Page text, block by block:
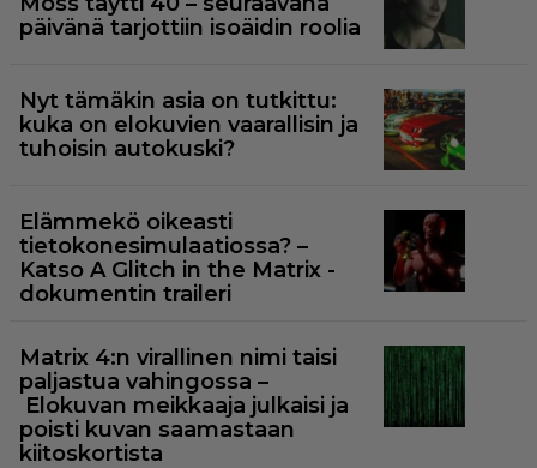
päivänä tarjottiin isoäidin roolia
Nyt tämäkin asia on tutkittu:
kuka on elokuvien vaarallisin ja
tuhoisin autokuski?
Elämmekö oikeasti
tietokonesimulaatiossa? –
Katso A Glitch in the Matrix -
dokumentin traileri
Matrix 4:n virallinen nimi taisi
paljastua vahingossa –
Elokuvan meikkaaja julkaisi ja
poisti kuvan saamastaan
kiitoskortista